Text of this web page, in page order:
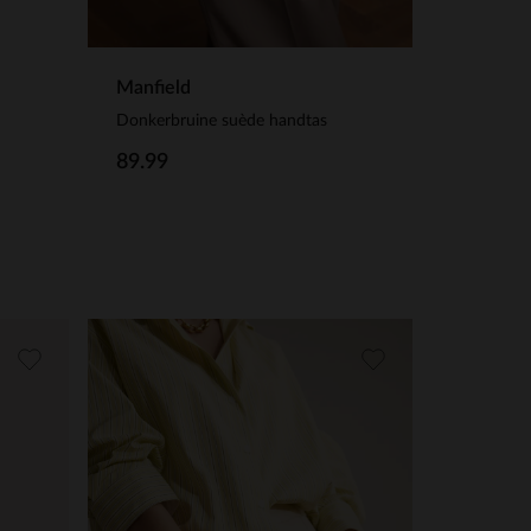
Manfield
Donkerbruine suède handtas
89.99